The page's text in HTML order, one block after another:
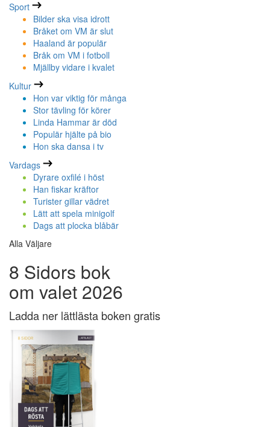
Sport
Bilder ska visa idrott
Bråket om VM är slut
Haaland är populär
Bråk om VM i fotboll
Mjällby vidare i kvalet
Kultur
Hon var viktig för många
Stor tävling för körer
Linda Hammar är död
Populär hjälte på bio
Hon ska dansa i tv
Vardags
Dyrare oxfilé i höst
Han fiskar kräftor
Turister gillar vädret
Lätt att spela minigolf
Dags att plocka blåbär
Alla Väljare
8 Sidors bok
om valet 2026
Ladda ner lättlästa boken gratis